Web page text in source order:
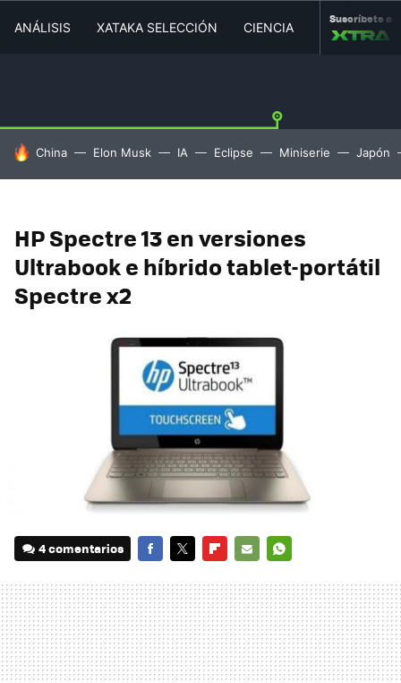
ANÁLISIS XATAKA SELECCIÓN CIENCIA MOVILIDAD
Suscríbete a
HOY SE HABLA DE
China Elon Musk IA Eclipse Miniserie Japón
HP Spectre 13 en versiones
Ultrabook e híbrido tablet-portátil
Spectre x2
4 comentarios
MAIL